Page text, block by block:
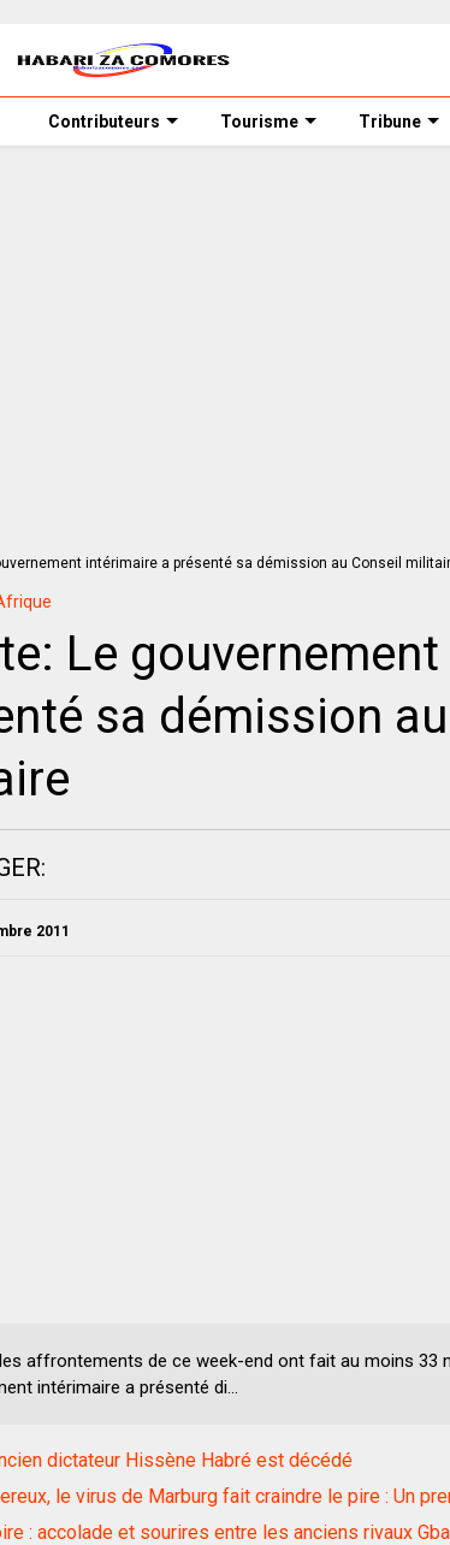
Contributeurs Tourisme Tribune
Le
sa démission au
2011
affrontements de ce week-end ont fait au moins 33
intérimaire a présenté di...
dictateur Hissène Habré est décédé
le virus de Marburg fait craindre le pire : Un
: accolade et sourires entre les anciens rivaux